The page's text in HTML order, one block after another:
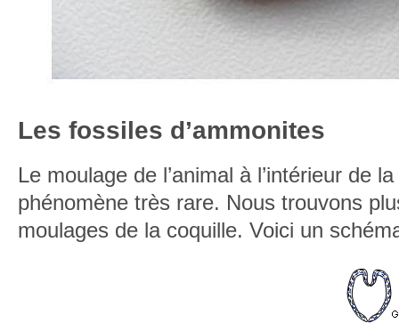
Les fossiles d’ammonites
Le moulage de l’animal à l’intérieur de
phénomène très rare. Nous trouvons
moulages de la coquille. Voici un